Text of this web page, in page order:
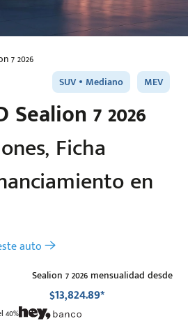
7 2026
SUV Mediano MEV
Sealion 7 2026
Ficha
en
auto
Sealion 7 2026 mensualidad desde
$13,824.89*
40%